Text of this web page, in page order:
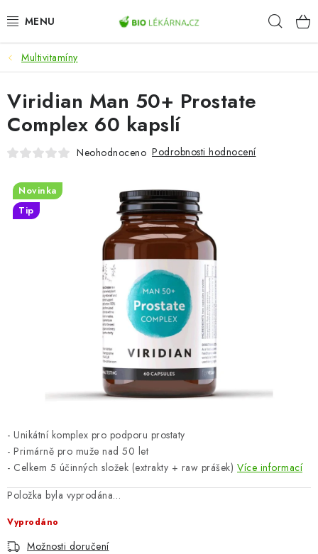
na
AKCE
DOPLŇKY STRAVY
PŘÍRODNÍ KOSMETIKA
ZDRAVÉ POTRAVINY
ZDRAVOTNÍ OKRUHY
Odborný garant MUDr. Monika Klaudysová
Obchodní podmínky Kontakty
Slovník pojmů
Moje objednávka
Mapa serveru
Multivitamíny
- Unikátní komplex pro podporu prostaty
- Primárně pro muže nad 50 let
- Celkem 5 účinných složek (extrakty + raw prášek) Více informací
Položka byla vyprodána…
Vyprodáno
Možnosti doručení
Viridian Man 50+ Prostate
Complex 60 kapslí
Neohodnoceno Podrobnosti hodnocení
Novinka
Tip